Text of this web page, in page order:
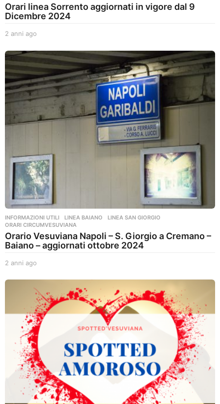
Orari linea Sorrento aggiornati in vigore dal 9
Dicembre 2024
2 anni ago
n
n
i
a
g
o
INFORMAZIONI UTILI ,LINEA BAIANO ,LINEA SAN GIORGIO
ORARI CIRCUMVESUVIANA
Orario Vesuviana Napoli – S. Giorgio a Cremano –
Baiano – aggiornati ottobre 2024
2 anni ago
n
n
i
a
g
o